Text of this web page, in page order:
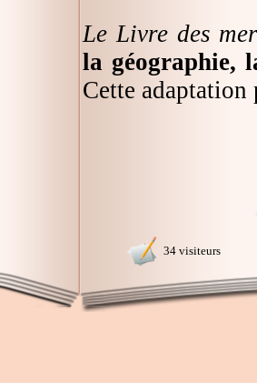
Le Livre des
la géographie,
Cette adaptation
34 visiteurs